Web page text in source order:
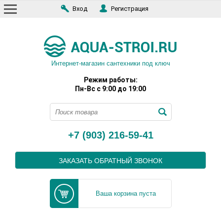
Вход Регистрация
Интернет-магазин сантехники под ключ
Режим работы:
Пн-Вс с 9:00 до 19:00
+7 (903) 216-59-41
ЗАКАЗАТЬ ОБРАТНЫЙ ЗВОНОК
Ваша корзина пуста